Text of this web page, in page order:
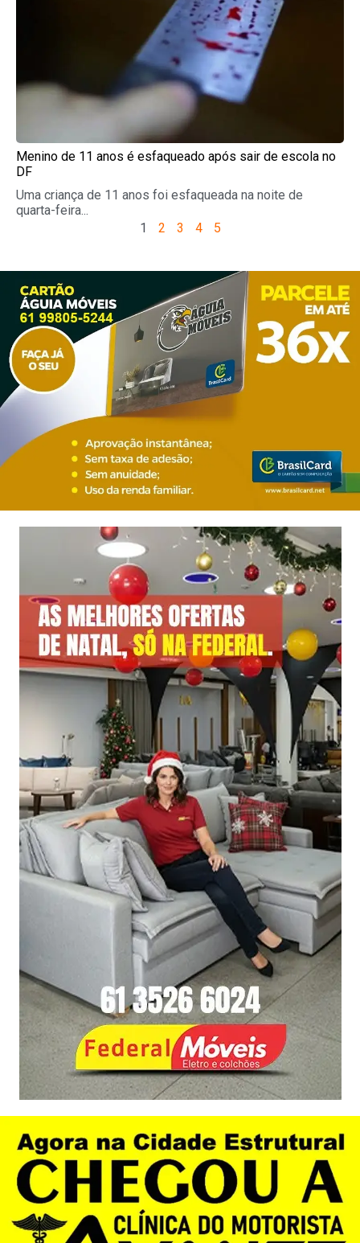
Menino de 11 anos é esfaqueado após sair de escola no
DF
Uma criança de 11 anos foi esfaqueada na noite de
quarta-feira...
1
2 3 4 5